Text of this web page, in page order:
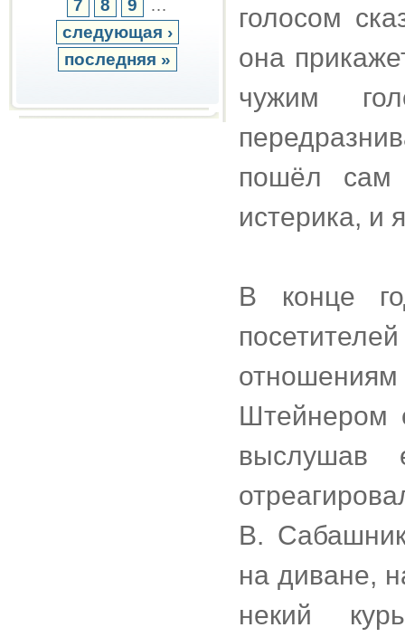
7 8 9
…
следующая ›
последняя »
голосом
она
чужим
пошёл сам
истерика, и
В конце
отношениям
Штейнером
выслушав
В.
на диване,
некий